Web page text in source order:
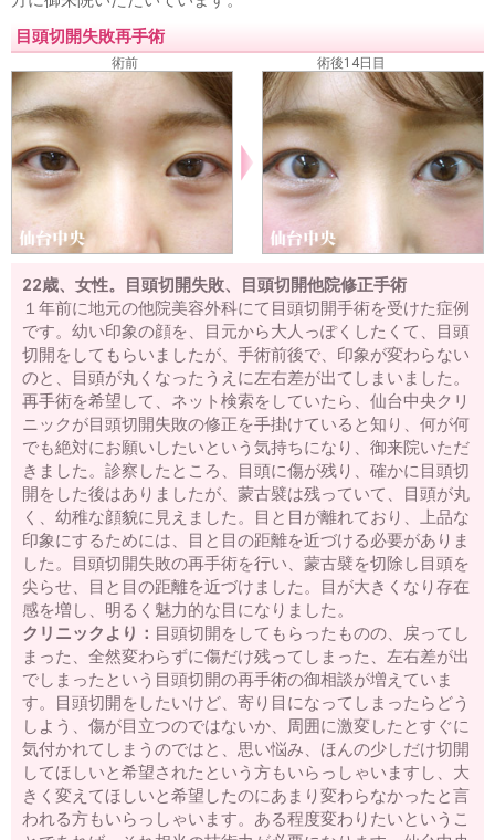
目頭切開失敗再手術
術前 術後14日目
22歳、女性。目頭切開失敗、目頭切開他院修正手術
１年前に地元の他院美容外科にて目頭切開手術を受けた症例
です。幼い印象の顔を、目元から大人っぽくしたくて、目頭
切開をしてもらいましたが、手術前後で、印象が変わらない
のと、目頭が丸くなったうえに左右差が出てしまいました。
再手術を希望して、ネット検索をしていたら、仙台中央クリ
ニックが目頭切開失敗の修正を手掛けていると知り、何が何
でも絶対にお願いしたいという気持ちになり、御来院いただ
きました。診察したところ、目頭に傷が残り、確かに目頭切
開をした後はありましたが、蒙古襞は残っていて、目頭が丸
く、幼稚な顔貌に見えました。目と目が離れており、上品な
印象にするためには、目と目の距離を近づける必要がありま
した。目頭切開失敗の再手術を行い、蒙古襞を切除し目頭を
尖らせ、目と目の距離を近づけました。目が大きくなり存在
感を増し、明るく魅力的な目になりました。
クリニックより： 目頭切開をしてもらったものの、戻ってし
まった、全然変わらずに傷だけ残ってしまった、左右差が出
でしまったという目頭切開の再手術の御相談が増えていま
す。目頭切開をしたいけど、寄り目になってしまったらどう
しよう、傷が目立つのではないか、周囲に激変したとすぐに
気付かれてしまうのではと、思い悩み、ほんの少しだけ切開
してほしいと希望されたという方もいらっしゃいますし、大
きく変えてほしいと希望したのにあまり変わらなかったと言
われる方もいらっしゃいます。ある程度変わりたいというこ